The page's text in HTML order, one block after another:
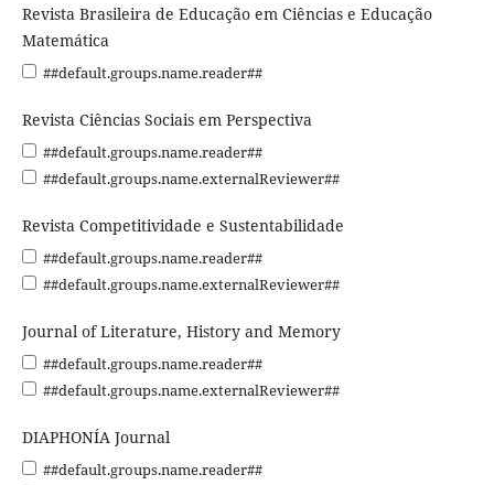
Revista Brasileira de Educação em Ciências e Educação
Matemática
##default.groups.name.reader##
Revista Ciências Sociais em Perspectiva
##default.groups.name.reader##
##default.groups.name.externalReviewer##
Revista Competitividade e Sustentabilidade
##default.groups.name.reader##
##default.groups.name.externalReviewer##
Journal of Literature, History and Memory
##default.groups.name.reader##
##default.groups.name.externalReviewer##
DIAPHONÍA Journal
##default.groups.name.reader##